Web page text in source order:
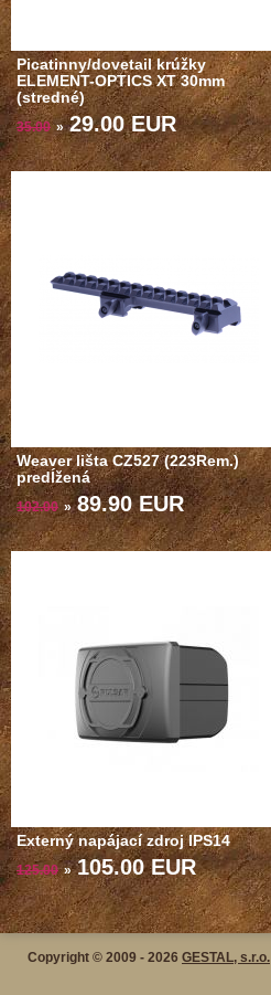
Picatinny/dovetail krúžky
ELEMENT-OPTICS XT 30mm
(stredné)
35.00 » 29.00 EUR
Weaver lišta CZ527 (223Rem.)
predĺžená
102.00 » 89.90 EUR
Externý napájací zdroj IPS14
125.00 » 105.00 EUR
Copyright © 2009 - 2026 GESTAL, s.r.o.